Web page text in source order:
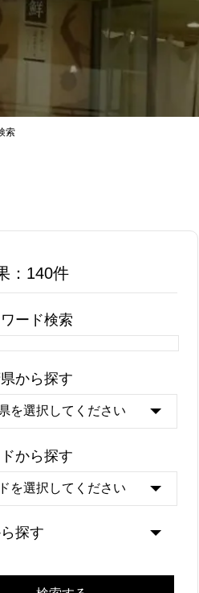
索
： 140件
ード検索
から探す
から探す
探す